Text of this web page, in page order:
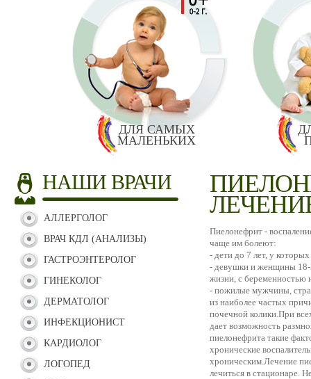
ДЛЯ САМЫХ
МАЛЕНЬКИХ
НАШИ ВРАЧИ
АЛЛЕРГОЛОГ
ВРАЧ КДЛ (АНАЛИЗЫ)
ГАСТРОЭНТЕРОЛОГ
ГИНЕКОЛОГ
ДЕРМАТОЛОГ
ИНФЕКЦИОНИСТ
КАРДИОЛОГ
ЛОГОПЕД
Пиелонефрит -
чаще им болеют:
- дети до 7 лет, у
- девушки и женщины 18-
жизни, с беременностью
- пожилые мужчины,
из наиболее частых
почечной колики.При
дает возможность
пиелонефрита такие
хронические
хроническим.Лечение
лечиться в стационаре.